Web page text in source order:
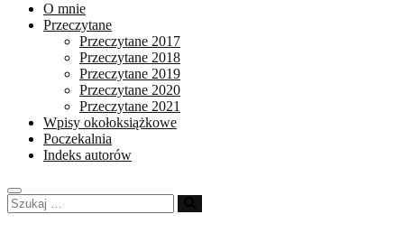
O mnie
Przeczytane
Przeczytane 2017
Przeczytane 2018
Przeczytane 2019
Przeczytane 2020
Przeczytane 2021
Wpisy okołoksiążkowe
Poczekalnia
Indeks autorów
Szukaj
…